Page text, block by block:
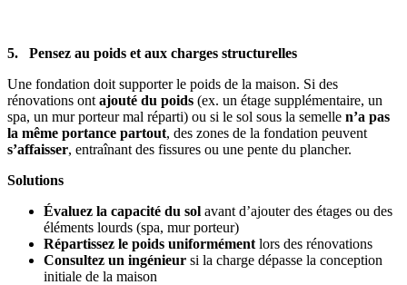
5. Pensez au poids et aux charges structurelles
Une fondation doit supporter le poids de la maison. Si des
rénovations ont ajouté du poids (ex. un étage supplémentaire, un
spa, un mur porteur mal réparti) ou si le sol sous la semelle n’a pas
la même portance partout, des zones de la fondation peuvent
s’affaisser, entraînant des fissures ou une pente du plancher.
Solutions
Évaluez la capacité du sol avant d’ajouter des étages ou des
éléments lourds (spa, mur porteur)
Répartissez le poids uniformément lors des rénovations
Consultez un ingénieur si la charge dépasse la conception
initiale de la maison